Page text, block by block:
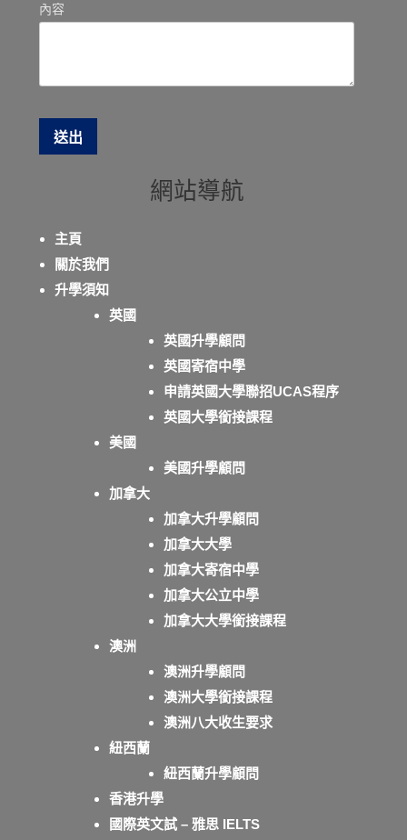
內容
網站導航
主頁
關於我們
升學須知
英國
英國升學顧問
英國寄宿中學
申請英國大學聯招UCAS程序
英國大學銜接課程
美國
美國升學顧問
加拿大
加拿大升學顧問
加拿大大學
加拿大寄宿中學
加拿大公立中學
加拿大大學銜接課程
澳洲
澳洲升學顧問
澳洲大學銜接課程
澳洲八大收生要求
紐西蘭
紐西蘭升學顧問
香港升學
國際英文試 – 雅思 IELTS